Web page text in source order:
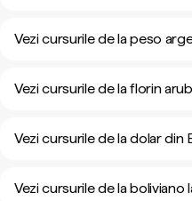
Vezi cursurile de la peso
Vezi cursurile de la florin
Vezi cursurile de la dolar din
Vezi cursurile de la boliviano